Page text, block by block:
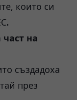
които си
.
на
създадоха
през